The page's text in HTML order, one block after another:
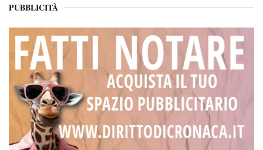
PUBBLICITÀ